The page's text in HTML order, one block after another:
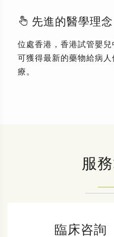
先進的醫學理念
位處香港，香港試管嬰
可獲得最新的藥物給病
療。
服
臨床咨詢